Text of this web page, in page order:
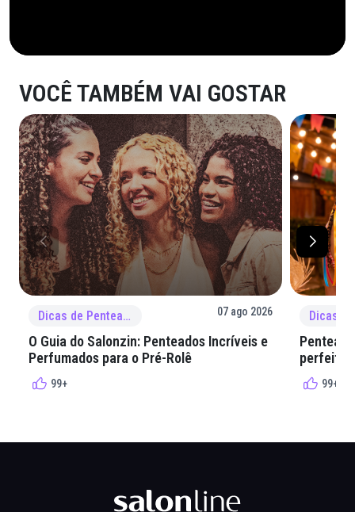
VOCÊ TAMBÉM VAI GOSTAR
Dicas de Penteado 07 ago 2026
O Guia do Salonzin: Penteados Incríveis e
Perfumados para o Pré-Rolê
99+
perfeita
99+